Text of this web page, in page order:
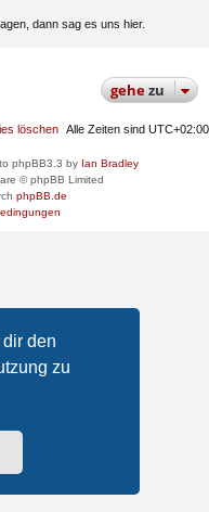
den
zu
dann sag es uns hier.
gehezu
Alle Zeiten sind UTC+02:00
löschen
phpBB3.3 by Ian Bradley
© phpBB Limited
phpBB.de